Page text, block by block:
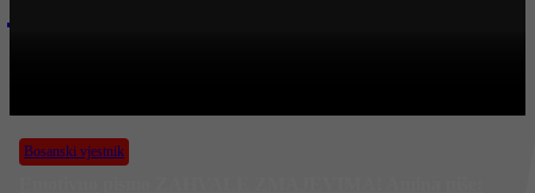
Bosanski vjestnik